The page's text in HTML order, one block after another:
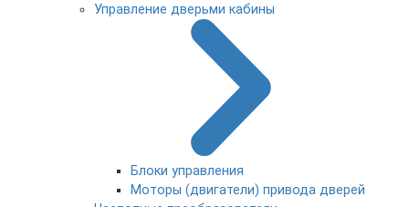
Управление дверьми кабины
Блоки управления
Моторы (двигатели) привода дверей